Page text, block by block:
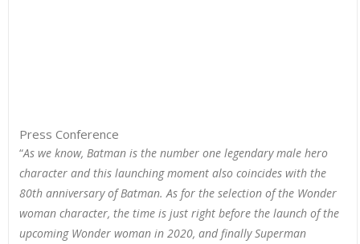
Press Conference
“As we know, Batman is the number one legendary male hero
character and this launching moment also coincides with the
80th anniversary of Batman. As for the selection of the Wonder
woman character, the time is just right before the launch of the
upcoming Wonder woman in 2020, and finally Superman